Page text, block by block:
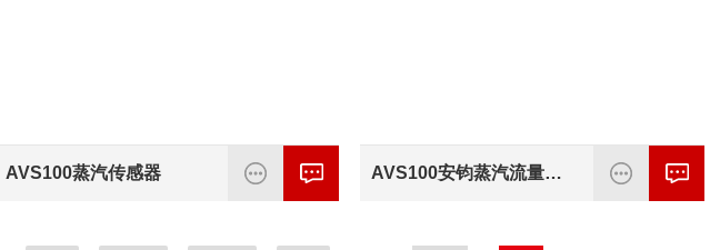
AVS100蒸汽传感器 AVS100安钧蒸汽流量计/AVS100